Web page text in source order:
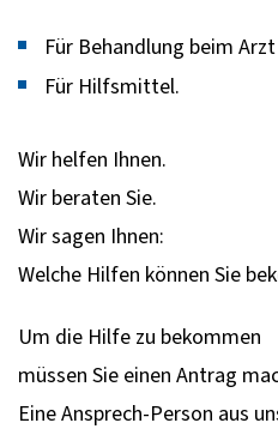
Für Behandlung beim
Für Hilfsmittel.
Wir helfen Ihnen.
Wir beraten Sie.
Wir sagen Ihnen:
Welche Hilfen können Sie
Um die Hilfe zu bekommen
müssen Sie einen Antrag
Eine Ansprech-Person aus